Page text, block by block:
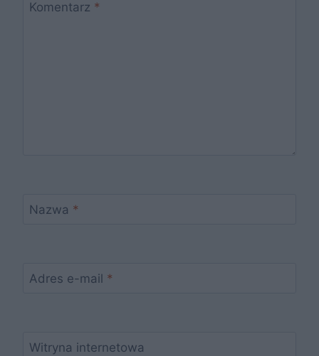
Komentarz *
Nazwa *
Adres e-mail *
Witryna internetowa